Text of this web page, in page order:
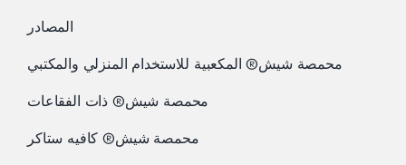
المصادر
محمصة شيش® المكعبية للاستخدام المنزلي والمكتبي
محمصة شيش® ذات الفقاعات
محمصة شيش® كافيه ستاكر